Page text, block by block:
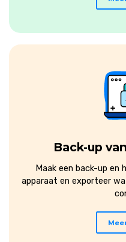
Back-up
Maak een back-up en
apparaat en exporteer